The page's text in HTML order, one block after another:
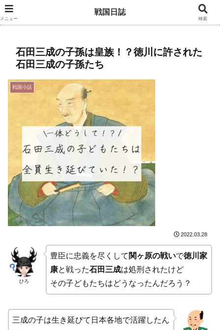
豊臣兄弟のキャスト相関図はこちら
石田三成の子孫は皇族！？徳川に許された
石田三成の子孫たち
戦国小話
2022.03.28
ひろ
豊臣に忠義を尽くして 関ヶ原の戦いで徳川家
康と戦った石田三成は処刑されたけど
その子どもたちはどうなったんだろう？
三成の子は生き延びて日本各地で活躍したん
メニュー
戦国日誌
検索